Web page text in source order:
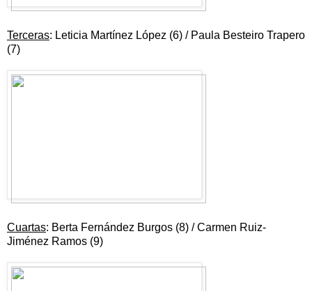
Terceras: Leticia Martínez López (6) / Paula Besteiro Trapero
(7)
Cuartas: Berta Fernández Burgos (8) / Carmen Ruiz-
Jiménez Ramos (9)